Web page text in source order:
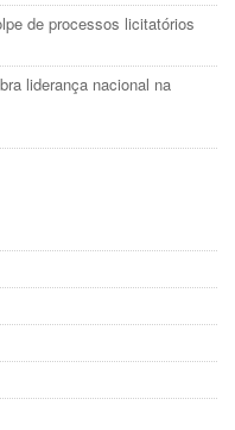
de processos licitatórios
liderança nacional na